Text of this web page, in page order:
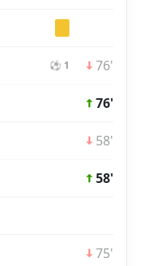
⚽ 1 76'
76'
58'
58'
75'